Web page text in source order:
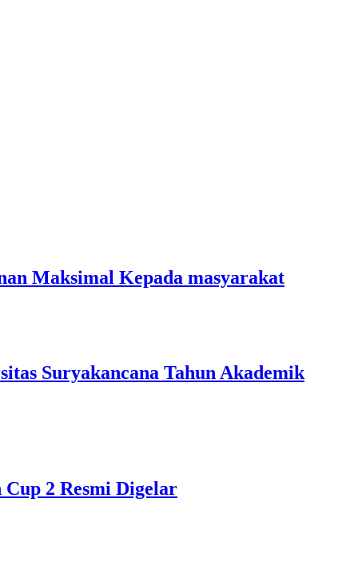
Maksimal Kepada masyarakat
Suryakancana Tahun Akademik
2 Resmi Digelar